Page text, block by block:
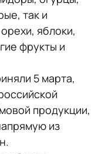
так и
яблоки,
фрукты и
5 марта,
продукции,
из